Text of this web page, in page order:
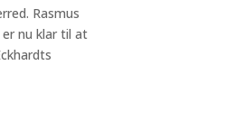
Rasmus
nu klar til at